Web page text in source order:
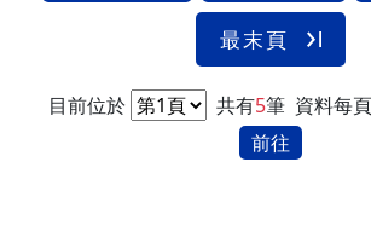
最末頁
目前位於 共有5筆 資料每
前往